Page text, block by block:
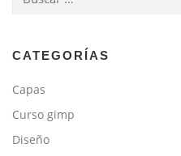
CATEGORÍAS
Capas
Curso gimp
Diseño